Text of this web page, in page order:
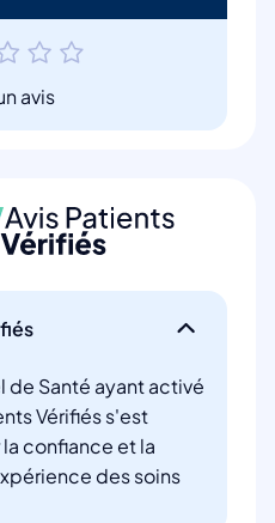
avis
de Santé ayant activé
Vérifiés s'est
confiance et la
des soins